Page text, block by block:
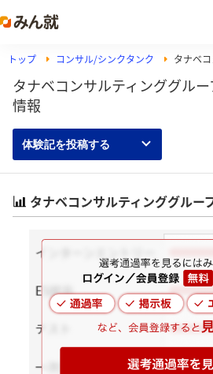
トップ コンサル/シンクタンク タナベ
タナベコンサルティンググル
情報
体験記を投稿する
タナベコンサルティンググルー